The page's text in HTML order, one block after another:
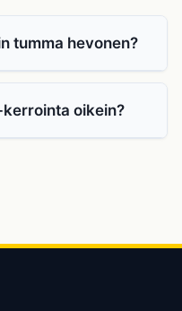
tumma hevonen?
oikein?